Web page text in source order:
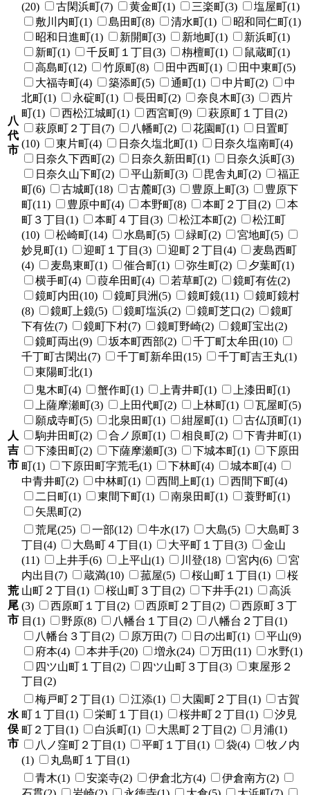
八
代
市
(20)
古閑浜町(7) 黄金町(1) 三楽町(3)
塩屋町(1)
敷川内町(1)
島田町(8) 清水町(1)
昭和同仁町(1)
昭和日進町(1)
新開町(3) 新地町(1)
新浜町(1)
新町(1)
千反町１丁目(3) 栴檀町(1)
鼠蔵町(1)
高島町(12)
竹原町(8) 田中西町(1)
田中東町(5)
大福寺町(4)
築添町(5) 通町(1) 中片町(2)
中
北町(1)
永碇町(1) 長田町(2) 奈良木町(3)
西片
町(1)
西松江城町(1) 西宮町(9)
萩原町１丁目(2)
萩原町２丁目(7)
八幡町(2) 花園町(1)
日置町
(10)
東片町(4) 日奈久塩北町(1)
日奈久塩南町(4)
日奈久下西町(2)
日奈久新田町(1)
日奈久浜町(3)
日奈久山下町(2)
平山新町(3) 毘舎丸町(2)
福正
町(6)
古城町(18) 古麓町(3) 豊原上町(3)
豊原下
町(11)
豊原中町(4) 本野町(8) 本町２丁目(2)
本
町３丁目(1)
本町４丁目(3) 松江本町(2)
松江町
(10)
松崎町(14) 水島町(5) 緑町(2)
宮地町(5)
妙見町(1)
迎町１丁目(3) 迎町２丁目(4)
麦島西町
(4)
麦島東町(1) 催合町(1) 弥生町(2)
夕葉町(1)
横手町(4)
葭牟田町(4) 若草町(2)
鏡町有佐(2)
鏡町内田(10)
鏡町貝洲(5) 鏡町鏡(11)
鏡町鏡村
(8)
鏡町上鏡(5) 鏡町塩浜(2) 鏡町芝口(2)
鏡町
下有佐(7)
鏡町下村(7) 鏡町野崎(2)
鏡町宝出(2)
鏡町両出(9)
坂本町西部(2)
千丁町太牟田(10)
千丁町古閑出(7)
千丁町新牟田(15)
千丁町吉王丸(1)
東陽町北(1)
人
吉
市
鬼木町(4) 蟹作町(1) 上青井町(1)
上漆田町(1)
上薩摩瀬町(3)
上田代町(2) 上林町(1)
瓦屋町(5)
願成寺町(5)
北泉田町(1) 紺屋町(1)
古仏頂町(1)
駒井田町(2)
合ノ原町(1) 相良町(2)
下青井町(1)
下漆田町(2)
下薩摩瀬町(3) 下城本町(1)
下原田
町(1)
下原田町字荒毛(1) 下林町(4)
城本町(4)
中青井町(2)
中林町(1) 西間上町(1)
西間下町(4)
二日町(1)
東間下町(1) 南泉田町(1)
蓑野町(1)
矢黒町(2)
荒
尾
市
荒尾(25) 一部(12) 牛水(17) 大島(5)
大島町３
丁目(4)
大島町４丁目(1) 大平町１丁目(3)
金山
(11)
上井手(6) 上平山(1) 川登(18) 宮内(6)
宮
内出目(7)
蔵満(10) 菰屋(5) 桜山町１丁目(1)
桜
山町２丁目(1)
桜山町３丁目(2) 下井手(21)
高浜
(3)
西原町１丁目(2) 西原町２丁目(2)
西原町３丁
目(1)
野原(8) 八幡台１丁目(2)
八幡台２丁目(1)
八幡台３丁目(2)
原万田(7) 日の出町(1)
平山(9)
府本(4)
本井手(20) 増永(24) 万田(11)
水野(1)
四ツ山町１丁目(2)
四ツ山町３丁目(3)
東屋形２
丁目(2)
水
俣
市
梅戸町２丁目(1) 江添(1) 大園町２丁目(1)
古賀
町１丁目(1)
栄町１丁目(1) 桜井町２丁目(1)
汐見
町２丁目(1)
白浜町(1) 大黒町２丁目(2)
月浦(1)
八ノ窪町２丁目(1)
平町１丁目(1) 袋(4)
牧ノ内
(1)
丸島町１丁目(1)
青木(1)
安楽寺(2) 伊倉北方(4)
伊倉南方(2)